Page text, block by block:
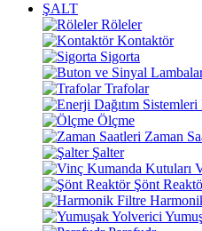
ŞALT
Röleler
Kontaktör
Sigorta
Trafolar
Ölçme
Zaman
Şalter
Şönt